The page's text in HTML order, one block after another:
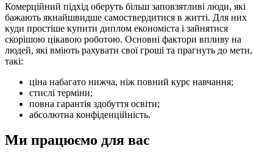
Комерційний підхід оберуть більш заповзятливі люди, які
бажають якнайшвидше самоствердитися в житті. Для них
куди простіше купити диплом економіста і зайнятися
скорішою цікавою роботою. Основні фактори впливу на
людей, які вміють рахувати свої гроші та прагнуть до мети,
такі:
ціна набагато нижча, ніж повний курс навчання;
стислі терміни;
повна гарантія здобуття освіти;
абсолютна конфіденційність.
Ми працюємо для вас